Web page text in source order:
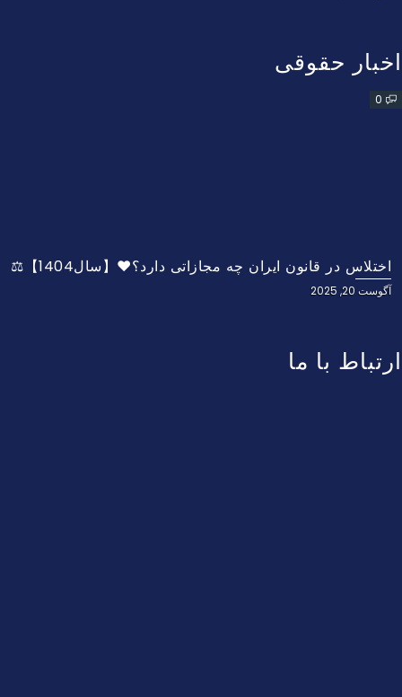
اخبار حقوقی
0
اختلاس در قانون ایران چه مجازاتی دارد؟❤️【سال1404】⚖️
آگوست 20, 2025
ارتباط با ما